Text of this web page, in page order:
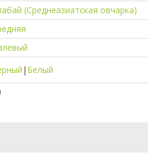
(Среднеазиатская овчарка)
| Белый